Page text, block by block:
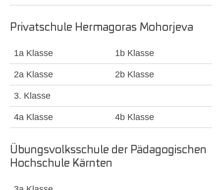
Privatschule Hermagoras Mohorjeva
1a Klasse 1b Klasse
2a Klasse 2b Klasse
3. Klasse
4a Klasse 4b Klasse
Übungsvolksschule der Pädagogischen
Hochschule Kärnten